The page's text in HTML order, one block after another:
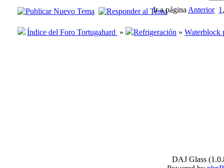
Ir a página Anterior 1
Índice del Foro Tortugahard » Refrigeración » Waterblock
DAJ Glass